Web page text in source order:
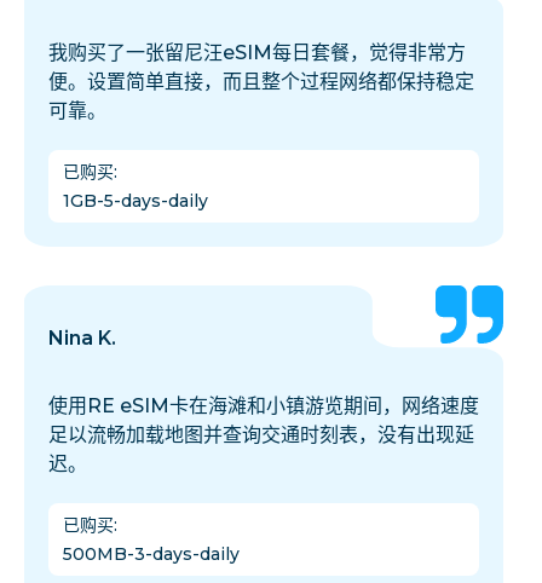
我购买了一张留尼汪eSIM每日套餐，觉得非常方
便。设置简单直接，而且整个过程网络都保持稳定
可靠。
已购买:
1GB-5-days-daily
Nina K.
使用RE eSIM卡在海滩和小镇游览期间，网络速度
足以流畅加载地图并查询交通时刻表，没有出现延
迟。
已购买:
500MB-3-days-daily